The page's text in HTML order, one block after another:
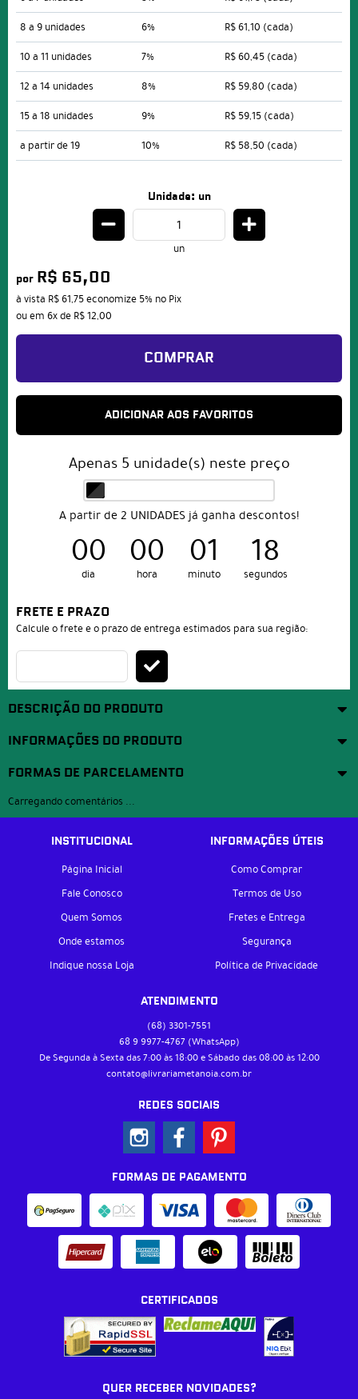
8 a 9 unidades
6% R$ 61,10 (cada)
10 a 11 unidades
7% R$ 60,45 (cada)
12 a 14 unidades
8% R$ 59,80 (cada)
15 a 18 unidades
9% R$ 59,15 (cada)
a partir de 19
10% R$ 58,50 (cada)
Unidade: un
un
por R$ 65,00
à vista R$ 61,75economize 5% no Pix
ou em 6xde R$ 12,00
COMPRAR
ADICIONAR AOS FAVORITOS
Apenas 5 unidade(s) neste preço
A partir de 2 UNIDADES já ganha descontos!
00
dia
00
hora
01
minuto
18
segundos
FRETE E PRAZO
Calcule o frete e o prazo de entrega estimados para sua região:
DESCRIÇÃO DO PRODUTO
INFORMAÇÕES DO PRODUTO
FORMAS DE PARCELAMENTO
Carregando comentários ...
INSTITUCIONAL
Página Inicial
Fale Conosco
Quem Somos
Onde estamos
Indique nossa Loja
INFORMAÇÕES ÚTEIS
Como Comprar
Termos de Uso
Fretes e Entrega
Segurança
Política de Privacidade
ATENDIMENTO
(68) 3301-7551
68 9 9977-4767 (WhatsApp)
De Segunda à Sexta das 7:00 às 18:00 e Sábado das 08:00 às 12:00
contato@livrariametanoia.com.br
REDES SOCIAIS
FORMAS DE PAGAMENTO
CERTIFICADOS
QUER RECEBER NOVIDADES?